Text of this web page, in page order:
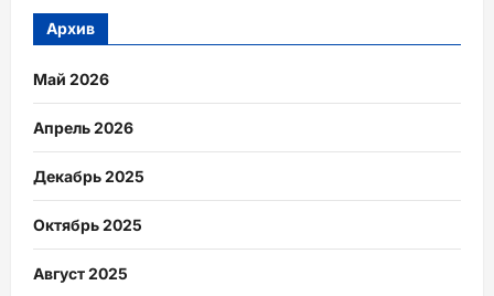
Архив
Май 2026
Апрель 2026
Декабрь 2025
Октябрь 2025
Август 2025